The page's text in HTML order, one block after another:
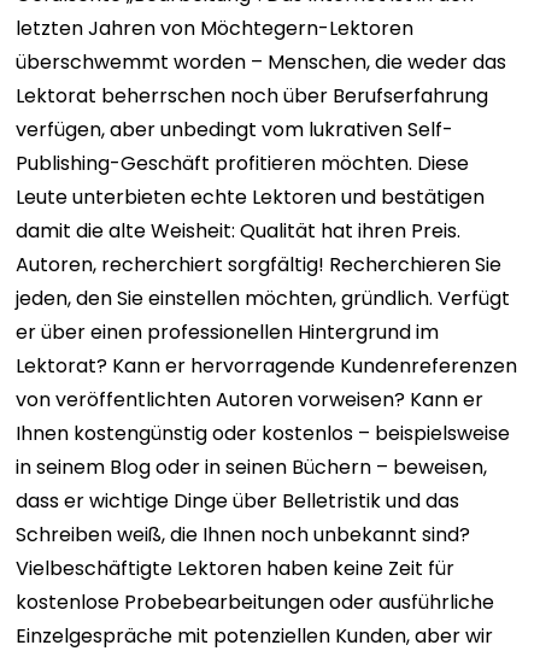
letzten Jahren von Möchtegern-Lektoren
überschwemmt worden – Menschen, die weder das
Lektorat beherrschen noch über Berufserfahrung
verfügen, aber unbedingt vom lukrativen Self-
Publishing-Geschäft profitieren möchten. Diese
Leute unterbieten echte Lektoren und bestätigen
damit die alte Weisheit: Qualität hat ihren Preis.
Autoren, recherchiert sorgfältig! Recherchieren Sie
jeden, den Sie einstellen möchten, gründlich. Verfügt
er über einen professionellen Hintergrund im
Lektorat? Kann er hervorragende Kundenreferenzen
von veröffentlichten Autoren vorweisen? Kann er
Ihnen kostengünstig oder kostenlos – beispielsweise
in seinem Blog oder in seinen Büchern – beweisen,
dass er wichtige Dinge über Belletristik und das
Schreiben weiß, die Ihnen noch unbekannt sind?
Vielbeschäftigte Lektoren haben keine Zeit für
kostenlose Probebearbeitungen oder ausführliche
Einzelgespräche mit potenziellen Kunden, aber wir